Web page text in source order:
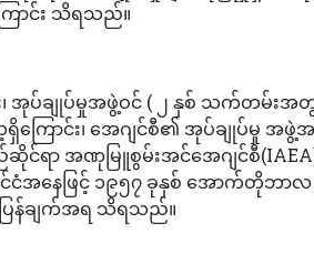
ောင်း သိရသည်။
း၊ အုပ်ချုပ်မှုအဖွဲ့ဝင် ( ၂ နှစ် သက်တမ်းအ
ောင်း၊ အေဂျင်စီ၏ အုပ်ချုပ်မှု အဖွဲ့
ည်ဆိုင်ရာ အဏုမြူစွမ်းအင်အေဂျင်စီ
အနေဖြင့် ၁၉၅၇ ခုနှစ် အောက်တိုဘာ
ပြန်ချက်အရ သိရသည်။